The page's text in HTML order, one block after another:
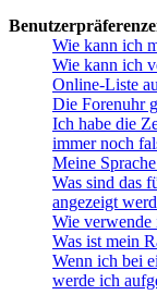
Wie kann ich
Wie kann ich
Online-Liste
Die Forenuhr
Ich habe die
immer noch
Meine
Was sind das
angezeigt
Wie verwende
Was ist mein
Wenn ich bei
werde ich